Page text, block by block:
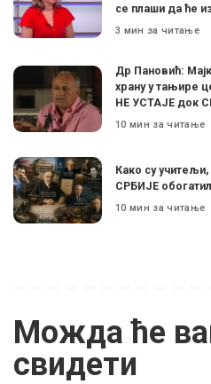
се плаши да ће
3 мин за читање
Др Пановић:
храну у тањире
НЕ УСТАЈЕ док
10 мин за читање
Како су
СРБИЈЕ
10 мин за читање
Можда ће
свидети